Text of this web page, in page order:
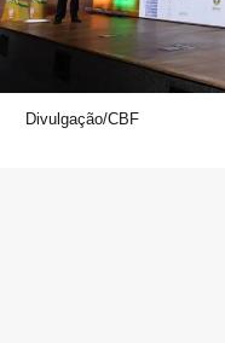
Divulgação/CBF